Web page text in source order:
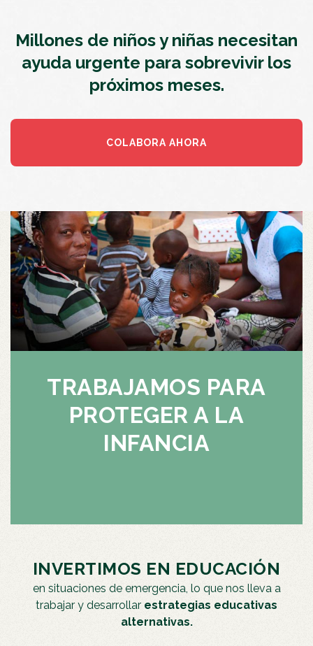
Millones de niños y niñas necesitan
ayuda urgente para sobrevivir los
próximos meses.
COLABORA AHORA
TRABAJAMOS PARA
PROTEGER A LA
INFANCIA
INVERTIMOS EN EDUCACIÓN
en situaciones de emergencia, lo que nos lleva a
trabajar y desarrollar estrategias educativas
alternativas.